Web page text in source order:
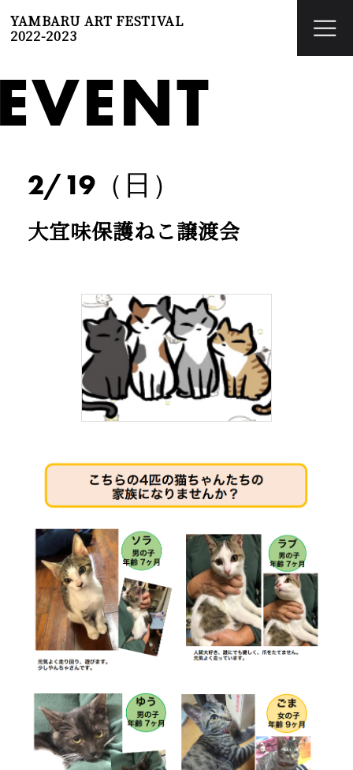
YAMBARU ART FESTIVAL
2022-2023
2/19（日）
大宜味保護ねこ譲渡会